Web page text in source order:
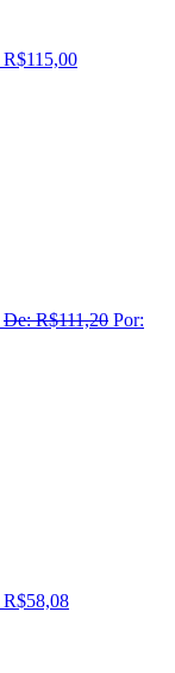
R$115,00
De: R$111,20 Por:
R$58,08